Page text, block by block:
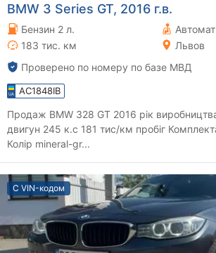
BMW 3 Series GT, 2016 г.в.
Бензин 2 л.
Автомат
183 тис. км
Львов
Проверено по номеру по базе МВД
AC1848IB
Продаж BMW 328 GT 2016 рік виробництва 2.0 бензиновий
двигун 245 к.с 181 тис/км пробіг Комплектація: - Sport Line -
Колір mineral-gr...
С VIN-кодом